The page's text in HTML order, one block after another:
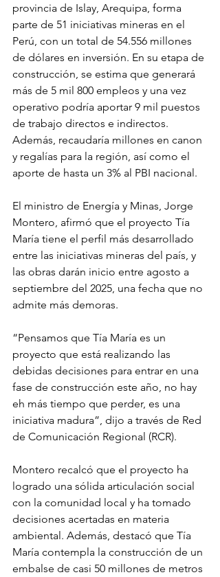
provincia de Islay, Arequipa, forma
parte de 51 iniciativas mineras en el
Perú, con un total de 54.556 millones
de dólares en inversión. En su etapa de
construcción, se estima que generará
más de 5 mil 800 empleos y una vez
operativo podría aportar 9 mil puestos
de trabajo directos e indirectos.
Además, recaudaría millones en canon
y regalías para la región, así como el
aporte de hasta un 3% al PBI nacional.
El ministro de Energía y Minas, Jorge
Montero, afirmó que el proyecto Tía
María tiene el perfil más desarrollado
entre las iniciativas mineras del país, y
las obras darán inicio entre agosto a
septiembre del 2025, una fecha que no
admite más demoras.
“Pensamos que Tía María es un
proyecto que está realizando las
debidas decisiones para entrar en una
fase de construcción este año, no hay
eh más tiempo que perder, es una
iniciativa madura”, dijo a través de Red
de Comunicación Regional (RCR).
Montero recalcó que el proyecto ha
logrado una sólida articulación social
con la comunidad local y ha tomado
decisiones acertadas en materia
ambiental. Además, destacó que Tía
María contempla la construcción de un
embalse de casi 50 millones de metros